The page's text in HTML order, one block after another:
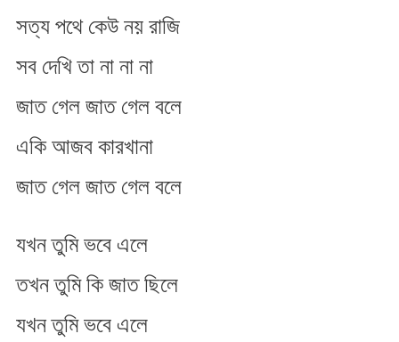
সত্য পথে কেউ নয় রাজি
সব দেখি তা না না না
জাত গেল জাত গেল বলে
একি আজব কারখানা
জাত গেল জাত গেল বলে
যখন তুমি ভবে এলে
তখন তুমি কি জাত ছিলে
যখন তুমি ভবে এলে